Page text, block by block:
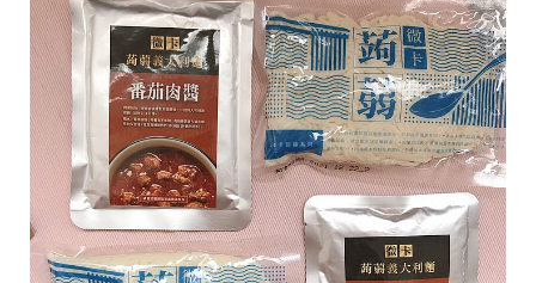
遊
帶
你
玩
帶
你
吃
住
出
國